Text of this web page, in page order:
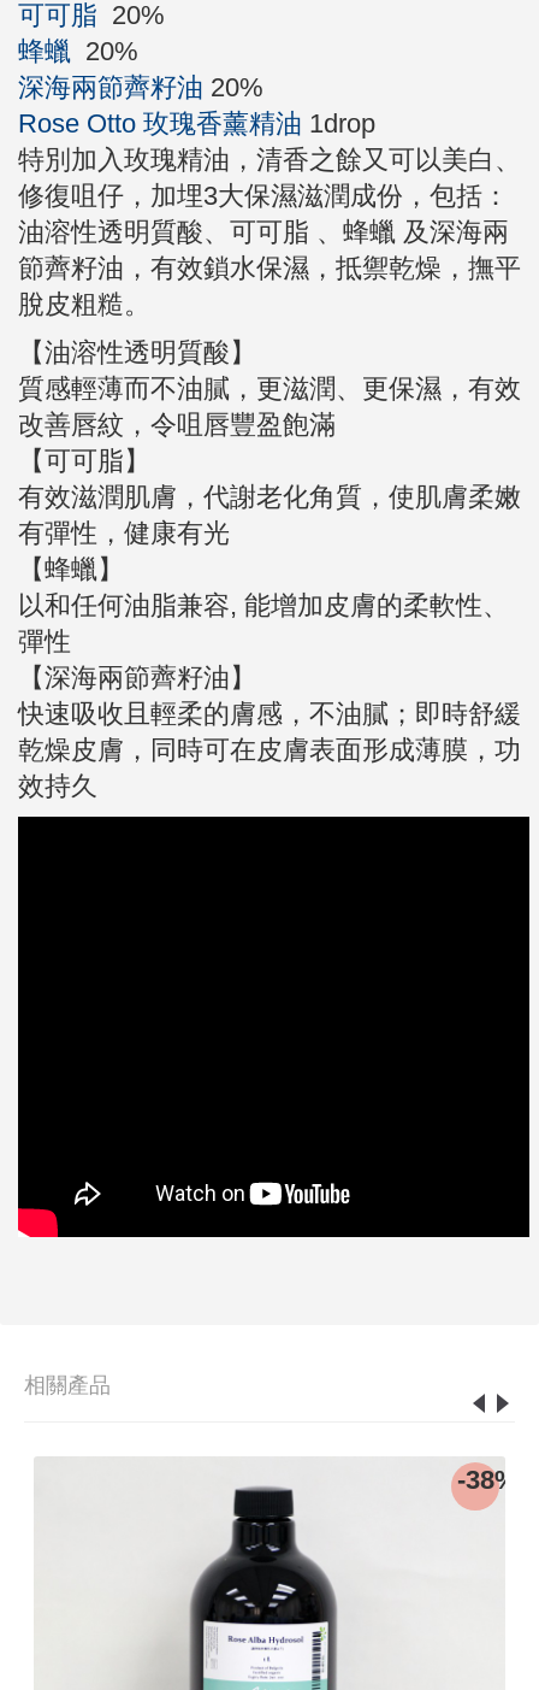
可可脂 20%
蜂蠟 20%
深海兩節薺籽油 20%
Rose Otto 玫瑰香薰精油 1drop
特別加入玫瑰精油，清香之餘又可以美白、
修復咀仔，加埋3大保濕滋潤成份，包括：
油溶性透明質酸、可可脂 、蜂蠟 及深海兩
節薺籽油，有效鎖水保濕，抵禦乾燥，撫平
脫皮粗糙。
【油溶性透明質酸】
質感輕薄而不油膩，更滋潤、更保濕，有效
改善唇紋，令咀唇豐盈飽滿
【可可脂】
有效滋潤肌膚，代謝老化角質，使肌膚柔嫩
有彈性，健康有光
【蜂蠟】
以和任何油脂兼容, 能增加皮膚的柔軟性、
彈性
【深海兩節薺籽油】
快速吸收且輕柔的膚感，不油膩；即時舒緩
乾燥皮膚，同時可在皮膚表面形成薄膜，功
效持久
相關產品
-38%